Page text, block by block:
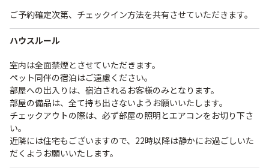
ご予約確定次第、チェックイン方法を共有させていただきます。
ハウスルール
室内は全面禁煙とさせていただきます。
ペット同伴の宿泊はご遠慮ください。
部屋への出入りは、宿泊されるお客様のみとなります。
部屋の備品は、全て持ち出さないようお願いいたします。
チェックアウトの際は、必ず部屋の照明とエアコンをお切り下さ
い。
近隣には住宅もございますので、22時以降は静かにお過ごしいた
だくようお願いいたします。